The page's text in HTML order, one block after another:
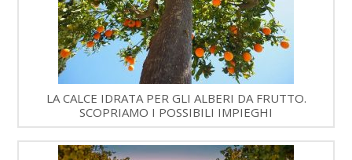
LA CALCE IDRATA PER GLI ALBERI DA FRUTTO.
SCOPRIAMO I POSSIBILI IMPIEGHI